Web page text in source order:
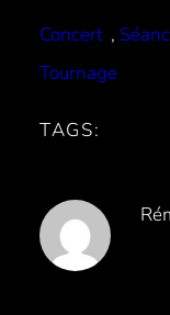
Concert ,
Tournage
TAGS: